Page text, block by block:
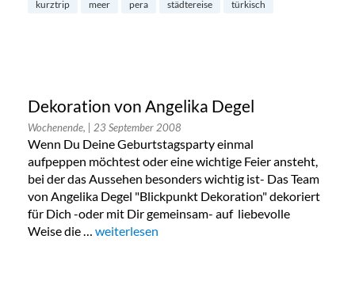
kurztrip meer pera städtereise türkisch
Dekoration von Angelika Degel
Wochenende, | 23 September 2008
Wenn Du Deine Geburtstagsparty einmal
aufpeppen möchtest oder eine wichtige Feier ansteht,
bei der das Aussehen besonders wichtig ist- Das Team
von Angelika Degel "Blickpunkt Dekoration" dekoriert
für Dich -oder mit Dir gemeinsam- auf liebevolle
Weise die … „Dekoration von Angelika Degel“
weiterlesen